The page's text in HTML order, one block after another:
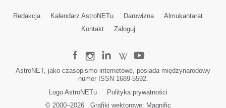
Redakcja Kalendarz AstroNETu Darowizna
Almukantarat
Kontakt
Zaloguj
AstroNET, jako czasopismo internetowe, posiada międzynarodowy
numer ISSN 1689-5592.
Logo AstroNETu
Polityka prywatności
© 2000–2026Grafiki wektorowe: Magnific